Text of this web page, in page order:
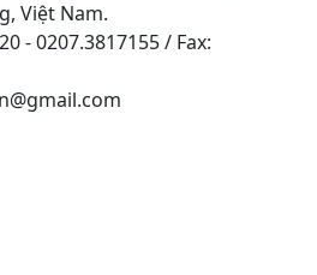
Việt Nam.
- 0207.3817155 / Fax: